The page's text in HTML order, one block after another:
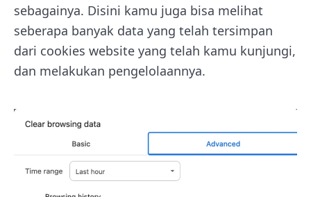
sebagainya. Disini kamu juga bisa melihat
seberapa banyak data yang telah tersimpan
dari cookies website yang telah kamu kunjungi,
dan melakukan pengelolaannya.